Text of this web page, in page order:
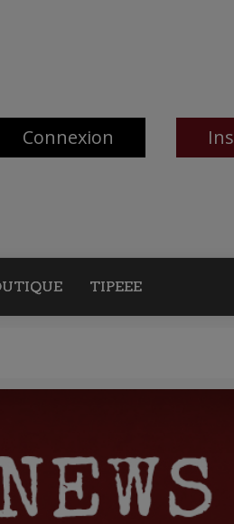
Connexion
TIPEEE